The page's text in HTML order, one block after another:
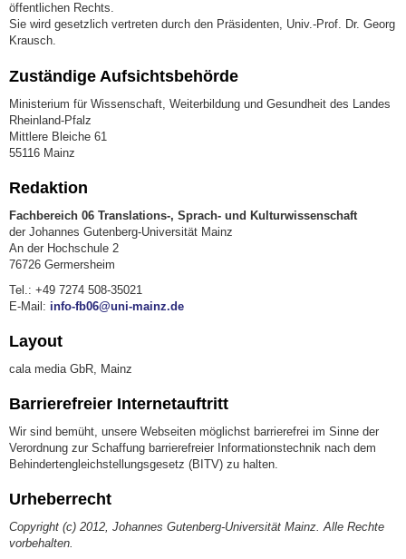
öffentlichen Rechts.
Sie wird gesetzlich vertreten durch den Präsidenten, Univ.-Prof. Dr. Georg
Krausch.
Zuständige Aufsichtsbehörde
Ministerium für Wissenschaft, Weiterbildung und Gesundheit des Landes
Rheinland-Pfalz
Mittlere Bleiche 61
55116 Mainz
Redaktion
Fachbereich 06 Translations-, Sprach- und Kulturwissenschaft
der Johannes Gutenberg-Universität Mainz
An der Hochschule 2
76726 Germersheim
Tel.: +49 7274 508-35021
E-Mail: info-fb06@uni-mainz.de
Layout
cala media GbR, Mainz
Barrierefreier Internetauftritt
Wir sind bemüht, unsere Webseiten möglichst barrierefrei im Sinne der
Verordnung zur Schaffung barrierefreier Informationstechnik nach dem
Behindertengleichstellungsgesetz (BITV) zu halten.
Urheberrecht
Copyright (c) 2012, Johannes Gutenberg-Universität Mainz. Alle Rechte
vorbehalten.